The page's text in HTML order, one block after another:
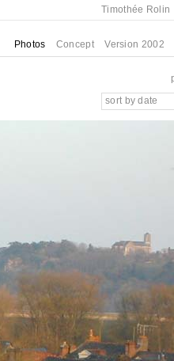
Timothée Rolin
Photos Concept Version 2002
sort by date